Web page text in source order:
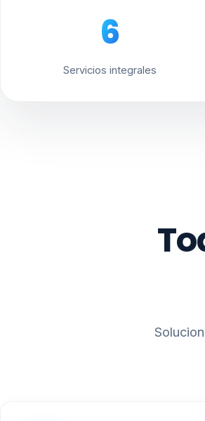
6
Servicios integrales